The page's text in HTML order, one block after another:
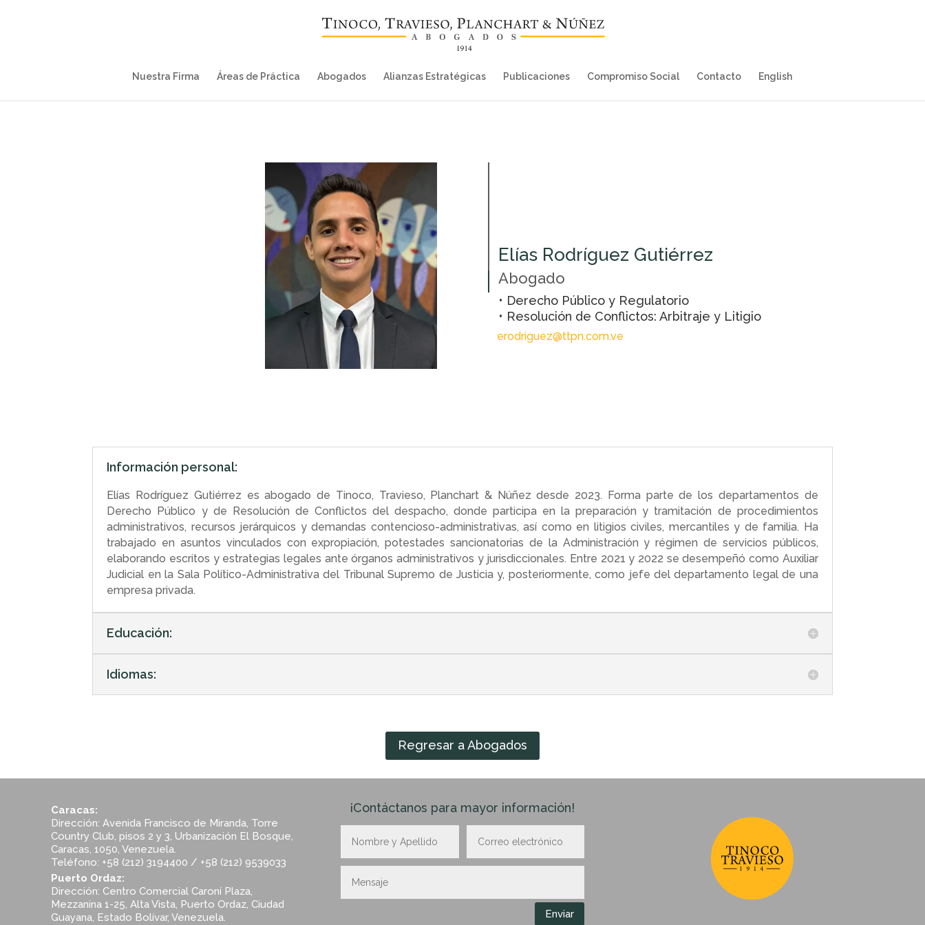
Nuestra Firma Áreas de Práctica Abogados Alianzas Estratégicas Publicaciones Compromiso Social Contacto English
Elías Rodríguez Gutiérrez
Abogado
• Derecho Público y Regulatorio
• Resolución de Conflictos: Arbitraje y Litigio
erodriguez@ttpn.com.ve
Información personal:
Elías Rodríguez Gutiérrez es abogado de Tinoco, Travieso, Planchart & Núñez desde 2023. Forma parte de los departamentos de
Derecho Público y de Resolución de Conflictos del despacho, donde participa en la preparación y tramitación de procedimientos
administrativos, recursos jerárquicos y demandas contencioso-administrativas, así como en litigios civiles, mercantiles y de familia. Ha
trabajado en asuntos vinculados con expropiación, potestades sancionatorias de la Administración y régimen de servicios públicos,
elaborando escritos y estrategias legales ante órganos administrativos y jurisdiccionales. Entre 2021 y 2022 se desempeñó como Auxiliar
Judicial en la Sala Político-Administrativa del Tribunal Supremo de Justicia y, posteriormente, como jefe del departamento legal de una
empresa privada.
Educación:
Idiomas:
Regresar a Abogados
Caracas:
Dirección: Avenida Francisco de Miranda, Torre
Country Club, pisos 2 y 3, Urbanización El Bosque,
Caracas, 1050, Venezuela.
Teléfono: +58 (212) 3194400 / +58 (212) 9539033
Puerto Ordaz:
Dirección: Centro Comercial Caroní Plaza,
Mezzanina 1-25, Alta Vista, Puerto Ordaz, Ciudad
Guayana, Estado Bolívar, Venezuela.
¡Contáctanos para mayor información!
Enviar